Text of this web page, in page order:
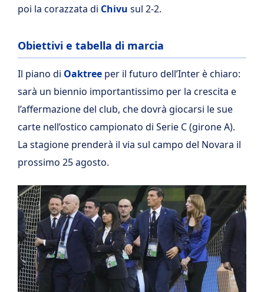
poi la corazzata di Chivu sul 2-2.
Obiettivi e tabella di marcia
Il piano di Oaktree per il futuro dell’Inter è chiaro:
sarà un biennio importantissimo per la crescita e
l’affermazione del club, che dovrà giocarsi le sue
carte nell’ostico campionato di Serie C (girone A).
La stagione prenderà il via sul campo del Novara il
prossimo 25 agosto.